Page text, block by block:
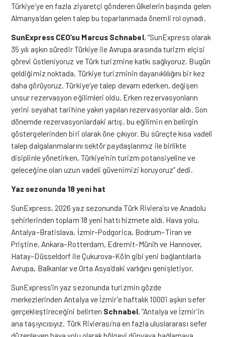
Türkiye’ye en fazla ziyaretçi gönderen ülkelerin başında gelen
Almanya’dan gelen talep bu toparlanmada önemli rol oynadı.
SunExpress CEO’su Marcus Schnabel, “SunExpress olarak
35 yılı aşkın süredir Türkiye ile Avrupa arasında turizm elçisi
görevi üstleniyoruz ve Türk turizmine katkı sağlıyoruz. Bugün
geldiğimiz noktada, Türkiye turizminin dayanıklılığını bir kez
daha görüyoruz. Türkiye’ye talep devam ederken, değişen
unsur rezervasyon eğilimleri oldu. Erken rezervasyonların
yerini seyahat tarihine yakın yapılan rezervasyonlar aldı. Son
dönemde rezervasyonlardaki artış, bu eğilimin en belirgin
göstergelerinden biri olarak öne çıkıyor. Bu süreçte kısa vadeli
talep dalgalanmalarını sektör paydaşlarımız ile birlikte
disiplinle yönetirken, Türkiye’nin turizm potansiyeline ve
geleceğine olan uzun vadeli güvenimizi koruyoruz” dedi.
Yaz sezonunda 18 yeni hat
SunExpress, 2026 yaz sezonunda Türk Riviera’sı ve Anadolu
şehirlerinden toplam 18 yeni hattı hizmete aldı. Hava yolu,
Antalya–Bratislava, İzmir–Podgorica, Bodrum–Tiran ve
Priştine, Ankara–Rotterdam, Edremit–Münih ve Hannover,
Hatay–Düsseldorf ile Çukurova-Köln gibi yeni bağlantılarla
Avrupa, Balkanlar ve Orta Asya’daki varlığını genişletiyor.
SunExpress’in yaz sezonunda turizmin gözde
merkezlerinden Antalya ve İzmir’e haftalık 1000’i aşkın sefer
gerçekleştireceğini belirten Schnabel, “Antalya ve İzmir’in
ana taşıyıcısıyız. Türk Rivierası’na en fazla uluslararası sefer